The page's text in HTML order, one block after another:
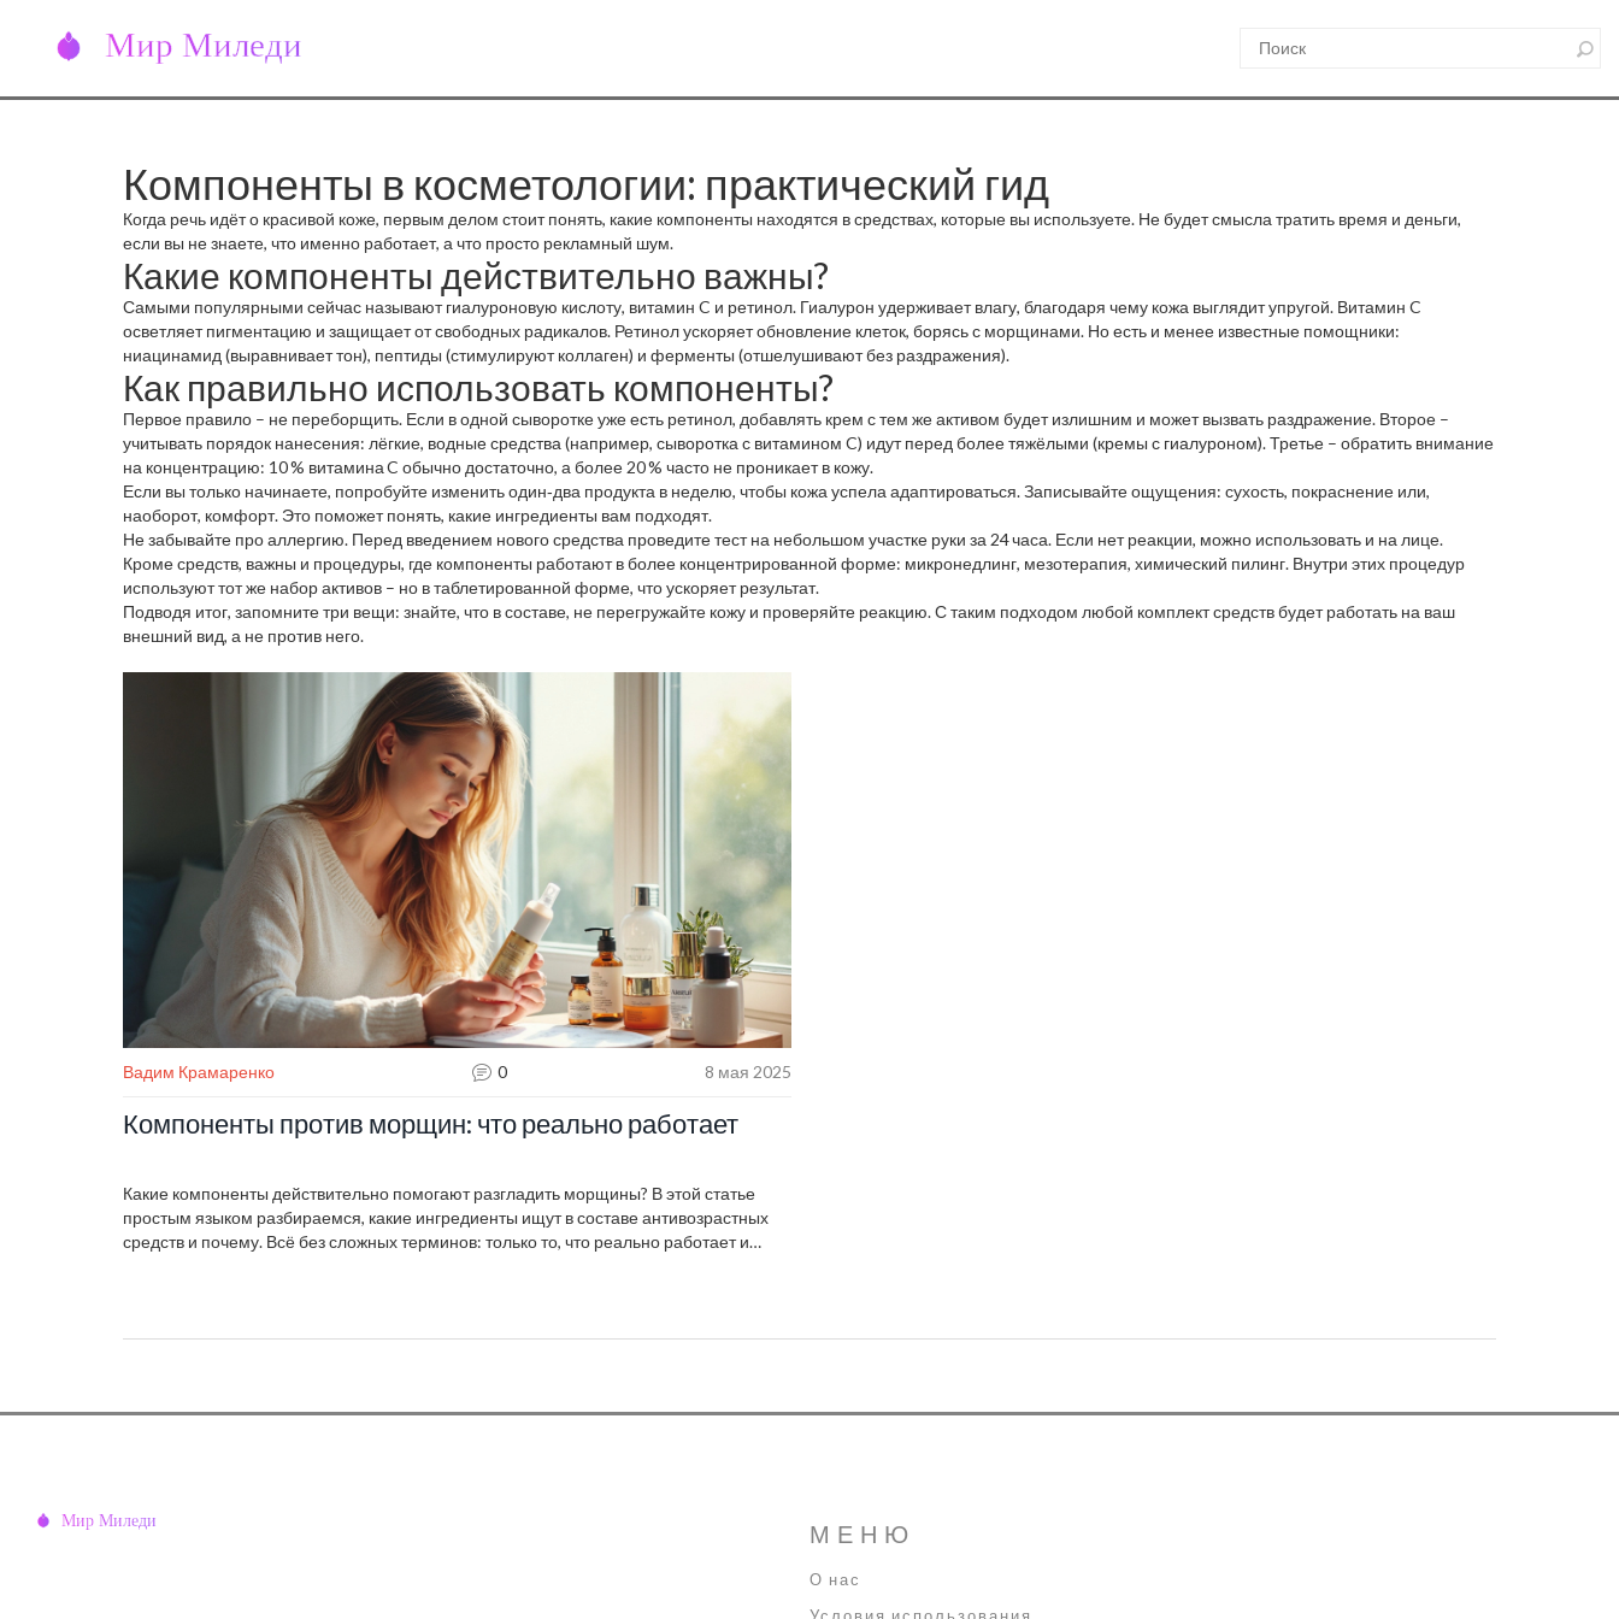
Компоненты в косметологии: практический гид
Когда речь идёт о красивой коже, первым делом стоит понять, какие компоненты находятся в средствах, которые вы используете. Не будет смысла тратить время и деньги,
если вы не знаете, что именно работает, а что просто рекламный шум.
Какие компоненты действительно важны?
Самыми популярными сейчас называют гиалуроновую кислоту, витамин C и ретинол. Гиалурон удерживает влагу, благодаря чему кожа выглядит упругой. Витамин C
осветляет пигментацию и защищает от свободных радикалов. Ретинол ускоряет обновление клеток, борясь с морщинами. Но есть и менее известные помощники:
ниацинамид (выравнивает тон), пептиды (стимулируют коллаген) и ферменты (отшелушивают без раздражения).
Как правильно использовать компоненты?
Первое правило – не переборщить. Если в одной сыворотке уже есть ретинол, добавлять крем с тем же активом будет излишним и может вызвать раздражение. Второе –
учитывать порядок нанесения: лёгкие, водные средства (например, сыворотка с витамином C) идут перед более тяжёлыми (кремы с гиалуроном). Третье – обратить внимание
на концентрацию: 10 % витамина C обычно достаточно, а более 20 % часто не проникает в кожу.
Если вы только начинаете, попробуйте изменить один‑два продукта в неделю, чтобы кожа успела адаптироваться. Записывайте ощущения: сухость, покраснение или,
наоборот, комфорт. Это поможет понять, какие ингредиенты вам подходят.
Не забывайте про аллергию. Перед введением нового средства проведите тест на небольшом участке руки за 24 часа. Если нет реакции, можно использовать и на лице.
Кроме средств, важны и процедуры, где компоненты работают в более концентрированной форме: микронедлинг, мезотерапия, химический пилинг. Внутри этих процедур
используют тот же набор активов – но в таблетированной форме, что ускоряет результат.
Подводя итог, запомните три вещи: знайте, что в составе, не перегружайте кожу и проверяйте реакцию. С таким подходом любой комплект средств будет работать на ваш
внешний вид, а не против него.
Вадим Крамаренко 0 8 мая 2025
Компоненты против морщин: что реально работает
Какие компоненты действительно помогают разгладить морщины? В этой статье
простым языком разбираемся, какие ингредиенты ищут в составе антивозрастных
средств и почему. Всё без сложных терминов: только то, что реально работает и
МЕНЮ
О нас